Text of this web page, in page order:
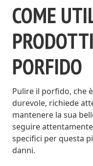
COME
PORFIDO
Pulire il porfido, che
durevole, richiede
mantenere la sua
seguire
specifici per questa
danni.